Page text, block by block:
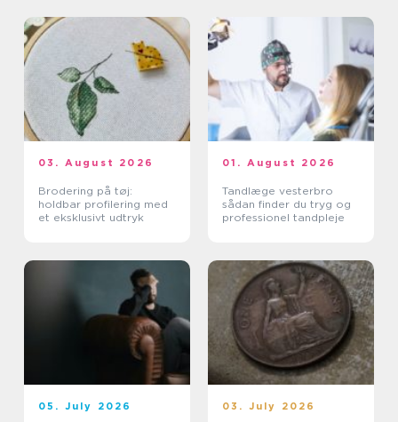
03. August 2026
Brodering på tøj:
holdbar profilering med
et eksklusivt udtryk
01. August 2026
Tandlæge vesterbro
sådan finder du tryg og
professionel tandpleje
05. July 2026 03. July 2026